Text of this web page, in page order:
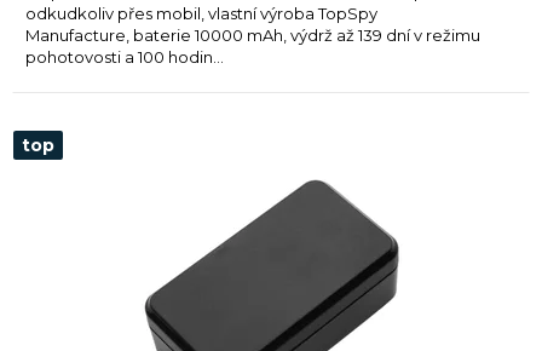
odkudkoliv přes mobil, vlastní výroba TopSpy
Manufacture, baterie 10000 mAh, výdrž až 139 dní v režimu
pohotovosti a 100 hodin...
top